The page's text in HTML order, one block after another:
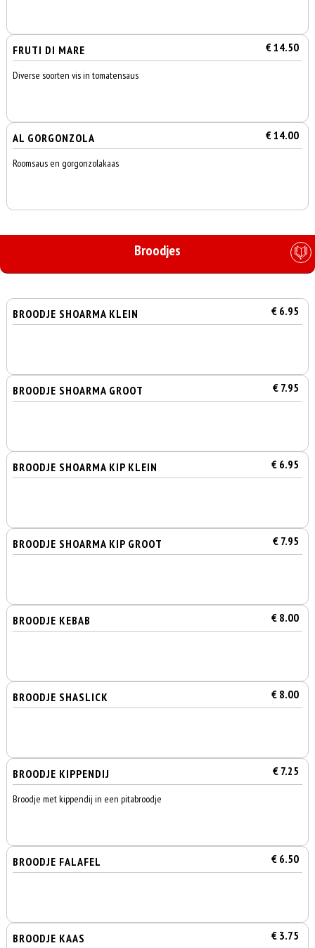
FRUTI DI MARE € 14.50
Diverse soorten vis in tomatensaus
AL GORGONZOLA € 14.00
Roomsaus en gorgonzolakaas
Broodjes
BROODJE SHOARMA KLEIN € 6.95
BROODJE SHOARMA GROOT € 7.95
BROODJE SHOARMA KIP KLEIN € 6.95
BROODJE SHOARMA KIP GROOT € 7.95
BROODJE KEBAB € 8.00
BROODJE SHASLICK € 8.00
BROODJE KIPPENDIJ € 7.25
Broodje met kippendij in een pitabroodje
BROODJE FALAFEL € 6.50
BROODJE KAAS € 3.75